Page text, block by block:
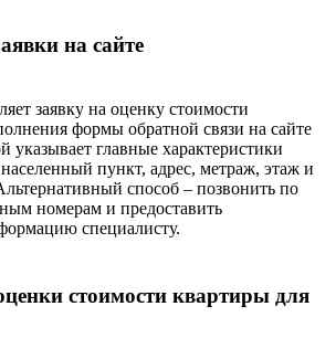
на сайте
заявку на оценку стоимости
формы обратной связи на сайте
указывает главные характеристики
пункт, адрес, метраж, этаж и
способ – позвонить по
номерам и предоставить
специалисту.
стоимости квартиры для